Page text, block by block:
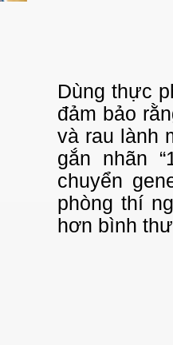
Dùng thực
đảm bảo
và rau lành
gắn nhãn
chuyển
phòng thí
hơn bình